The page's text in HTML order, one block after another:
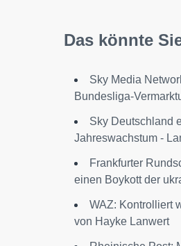
Das könnte
Sky Media
Bundesliga-
Sky Deutschland
Jahreswachstum -
Frankfurter
einen Boykott der
WAZ: Kontrolliert
von Hayke Lanwert